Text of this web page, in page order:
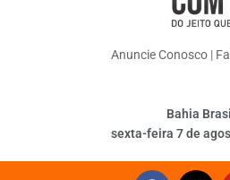
Anuncie Conosco|
Bahia Brasil
sexta-feira 7 de